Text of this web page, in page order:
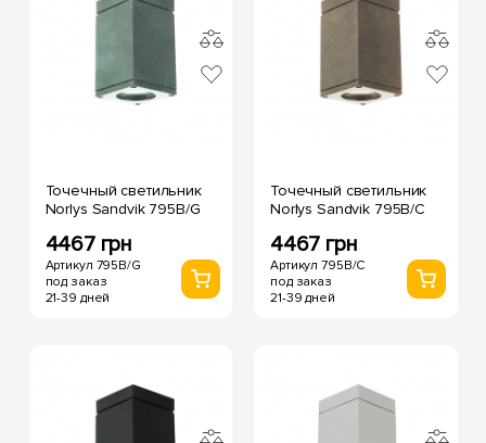
Точечный светильник
Norlys Sandvik 795B/G
4467 грн
Артикул 795B/G
под заказ
21-39 дней
Точечный светильник
Norlys Sandvik 795B/C
4467 грн
Артикул 795B/C
под заказ
21-39 дней